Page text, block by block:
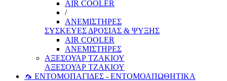
AIR COOLER
/
ΑΝΕΜΙΣΤΗΡΕΣ
ΣΥΣΚΕΥΕΣ ΔΡΟΣΙΑΣ & ΨΥΞΗΣ
AIR COOLER
ΑΝΕΜΙΣΤΗΡΕΣ
ΑΞΕΣΟΥΑΡ ΤΖΑΚΙΟΥ
ΑΞΕΣΟΥΑΡ ΤΖΑΚΙΟΥ
🦟 ΕΝΤΟΜΟΠΑΓΙΔΕΣ - ΕΝΤΟΜΟΑΠΩΘΗΤΙΚΑ